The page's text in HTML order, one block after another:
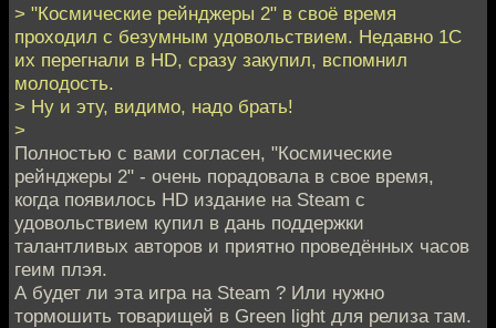
> "Космические рейнджеры 2" в своё время
проходил с безумным удовольствием. Недавно 1С
их перегнали в HD, сразу закупил, вспомнил
молодость.
> Ну и эту, видимо, надо брать!
>
Полностью с вами согласен, "Космические
рейнджеры 2" - очень порадовала в свое время,
когда появилось HD издание на Steam с
удовольствием купил в дань поддержки
талантливых авторов и приятно проведённых часов
геим плэя.
А будет ли эта игра на Steam ? Или нужно
тормошить товарищей в Green light для релиза там.